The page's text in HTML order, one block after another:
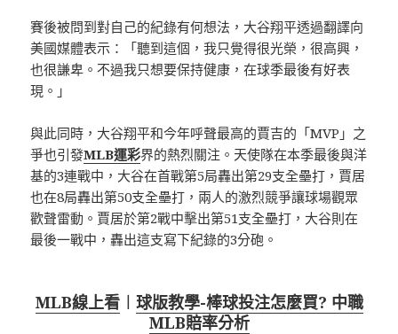
賽後被問到對自己的紀錄有何想法，大谷翔平透過翻譯向
美國媒體表示：「聽到這個，我只覺得很光榮，很高興，
也很謙卑。不過我只想要保持健康，在球季最後有好表
現。」
與此同時，大谷翔平和今年呼聲最高的賈吉的「MVP」之
爭也引發MLB運彩界的熱烈關注。天使隊在本季最後與洋
基的3連戰中，大谷在首戰第5局轟出第29支全壘打，賈居
也在8局轟出第50支全壘打，兩人的激烈競爭讓球場觀眾
歡聲雷動。賈居於第2戰中擊出第51支全壘打，大谷則在
最後一戰中，轟出這支寫下紀錄的3分砲。
MLB線上看︱ 球版教學-棒球投注怎麼買? 中職
MLB賠率分析